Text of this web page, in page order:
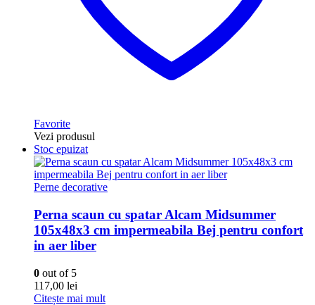
Favorite
Vezi produsul
Stoc epuizat
Perne decorative
Perna scaun cu spatar Alcam Midsummer
105x48x3 cm impermeabila Bej pentru confort
in aer liber
0 out of 5
117,00 lei
Citește mai mult